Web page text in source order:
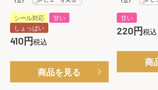
シール対応
甘い
しょっぱい
410 税込
商品を見る
甘い
220 税込
商